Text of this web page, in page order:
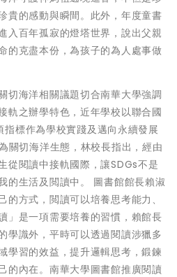
貴的感動與瞬間。此外，年度童書
入百年孤寂的燈塔世界，說出父親
的克盡本份，為孩子的為人處事做
切海洋相關議題切合南華大學強調
軌之辦學特色，近年學校以聯合國
標作為學校實踐及邁向永續發展
關切海洋生態，林校長指出，經由
從閱讀中接軌國際，讓SDGs不是
的生活及閲讀中。 圖書館館長賴淑
方式，閲讀可以培養思考能力、
」是一項需要培養的習慣，賴館長
學識外，平時可以透過閱讀涉獵多
學習的效益，提升邏輯思考，鍛鍊
的內在。南華大學圖書館推廣閱讀